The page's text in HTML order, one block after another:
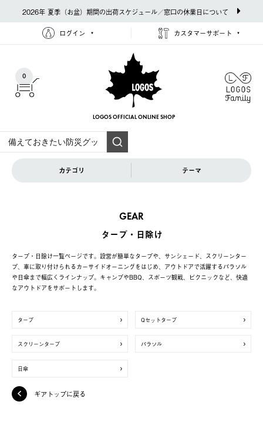
2026年 夏季（お盆）期間の出荷スケジュール／窓口の休業日について
ログイン カスタマーサポート
0
LOGOS OFFICIAL ONLINE SHOP
カテゴリ テーマ
GEAR
タープ・日除け
タープ・日除け一覧ページです。設営が簡単なタープや、サンシェード、スクリーンター
プ、車に取り付けられるカーサイドオーニングをはじめ、アウトドアで活躍するパラソル
や日傘まで幅広くラインナップ。キャンプやBBQ、スポーツ観戦、ピクニックなど、快適
なアウトドアをサポートします。
タープ Qセットタープ
スクリーンタープ パラソル
日傘
ギアトップに戻る